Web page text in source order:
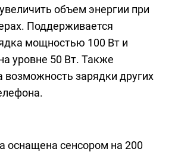
объем энергии при
Поддерживается
мощностью 100 Вт и
уровне 50 Вт. Также
возможность зарядки других
оснащена сенсором на 200